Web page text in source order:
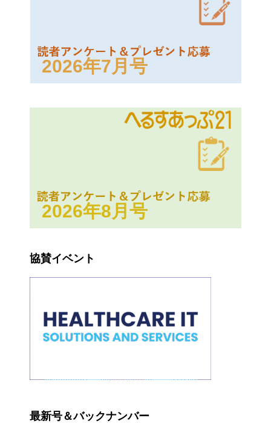
2026年7月号
2026年8月号
協賛イベント
最新号＆バックナンバー